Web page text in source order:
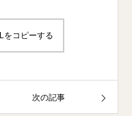
をコピーする
次の記事